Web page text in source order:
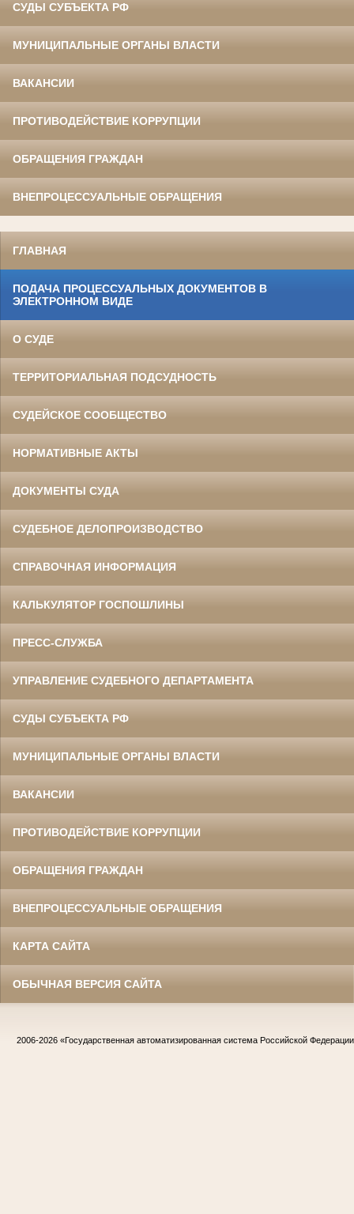
СУДЫ СУБЪЕКТА РФ
МУНИЦИПАЛЬНЫЕ ОРГАНЫ ВЛАСТИ
ВАКАНСИИ
ПРОТИВОДЕЙСТВИЕ КОРРУПЦИИ
ОБРАЩЕНИЯ ГРАЖДАН
ВНЕПРОЦЕССУАЛЬНЫЕ ОБРАЩЕНИЯ
ГЛАВНАЯ
ПОДАЧА ПРОЦЕССУАЛЬНЫХ ДОКУМЕНТОВ В
ЭЛЕКТРОННОМ ВИДЕ
О СУДЕ
ТЕРРИТОРИАЛЬНАЯ ПОДСУДНОСТЬ
СУДЕЙСКОЕ СООБЩЕСТВО
НОРМАТИВНЫЕ АКТЫ
ДОКУМЕНТЫ СУДА
СУДЕБНОЕ ДЕЛОПРОИЗВОДСТВО
СПРАВОЧНАЯ ИНФОРМАЦИЯ
КАЛЬКУЛЯТОР ГОСПОШЛИНЫ
ПРЕСС-СЛУЖБА
УПРАВЛЕНИЕ СУДЕБНОГО ДЕПАРТАМЕНТА
СУДЫ СУБЪЕКТА РФ
МУНИЦИПАЛЬНЫЕ ОРГАНЫ ВЛАСТИ
ВАКАНСИИ
ПРОТИВОДЕЙСТВИЕ КОРРУПЦИИ
ОБРАЩЕНИЯ ГРАЖДАН
ВНЕПРОЦЕССУАЛЬНЫЕ ОБРАЩЕНИЯ
КАРТА САЙТА
ОБЫЧНАЯ ВЕРСИЯ САЙТА
2006-2026 «Государственная автоматизированная система Российской